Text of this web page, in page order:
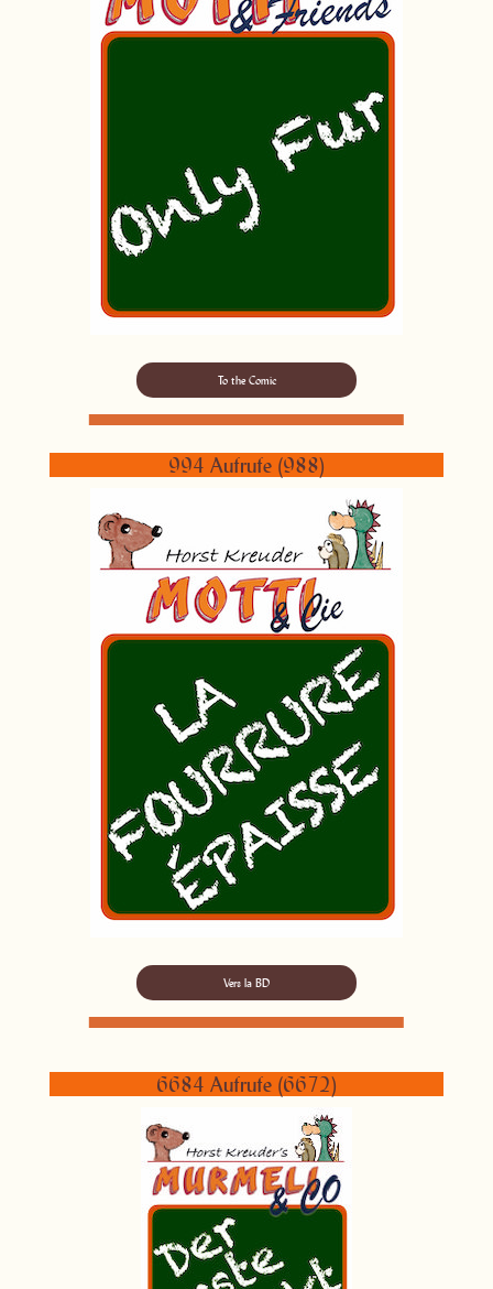
To the Comic
994 Aufrufe (988)
Vers la BD
6684 Aufrufe (6672)